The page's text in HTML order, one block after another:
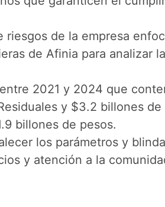
de la empresa
de Afinia para analizar
2021 y 2024 que
y $3.2 billones de
billones de pesos.
los parámetros y
y atención a la